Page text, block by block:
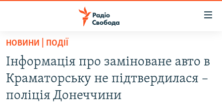
Перейти
основного
матеріалу
Перейти
до
РАДІО СВОБОДА – 70 РОКІВ
ВСЕ ЗА ДОБУ
СТАТТІ
НОВИНИ | ПОДІЇ
Інформація про заміноване авто в
Краматорську не підтвердилася –
поліція Донеччини